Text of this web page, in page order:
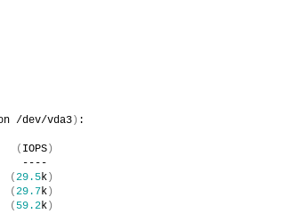
/dev/vda3 ) :
( IOPS )
----
(29.5k )
(29.7k )
( 59.2k )